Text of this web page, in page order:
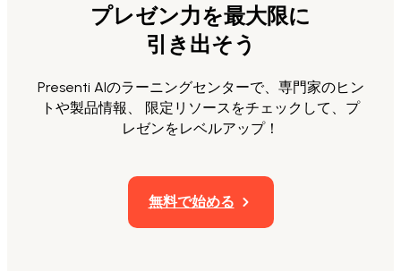
プレゼン力を最大限に
引き出そう
Presenti AIのラーニングセンターで、専門家のヒン
トや製品情報、 限定リソースをチェックして、プ
レゼンをレベルアップ！
無料で始める